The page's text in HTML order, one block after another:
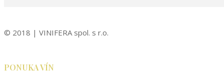
© 2018 | VINIFERA spol. s r.o.
PONUKA VÍN